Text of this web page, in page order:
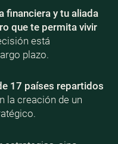
financiera y tu aliada
que te permita vivir
está
plazo.
17 países repartidos
la creación de un